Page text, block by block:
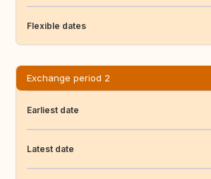
Flexible dates
Exchange period 2
Earliest date
Latest date